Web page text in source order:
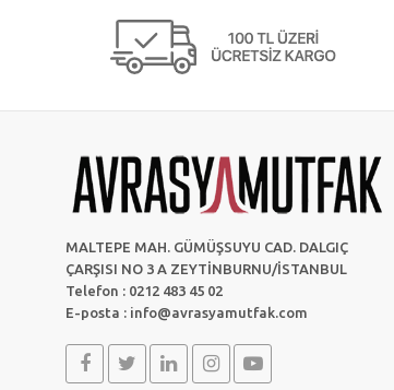
MALTEPE MAH. GÜMÜŞSUYU CAD. DALGIÇ
ÇARŞISI NO 3 A ZEYTİNBURNU/İSTANBUL
Telefon : 0212 483 45 02
E-posta : info@avrasyamutfak.com